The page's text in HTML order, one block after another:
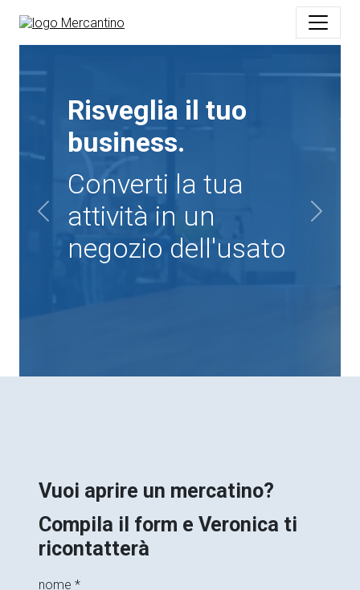
Il Ri-uso Ri-paga.
È il settore con il
più alto tasso di
crescita degli
ultimi 20 anni.
Previous Next
Vuoi aprire un mercatino?
Compila il form e Veronica ti
ricontatterà
nome *